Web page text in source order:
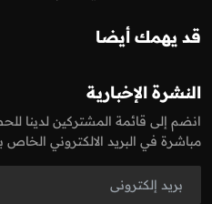
قد يهمك أيضا
النشرة الإخبارية
انضم إلى قائمة المشتركين لدينا
مباشرة في البريد الالكتروني الخاص